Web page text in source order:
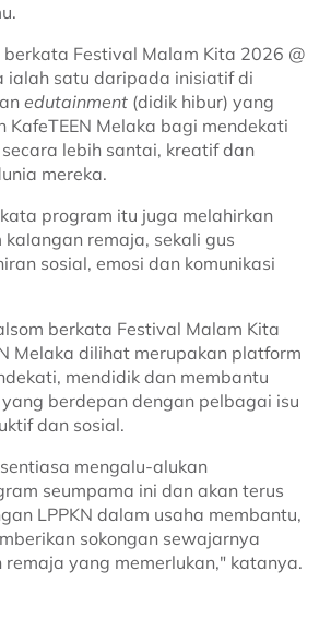
Festival Malam Kita 2026 @
ialah satu daripada inisiatif di
edutainment (didik hibur) yang
KafeTEEN Melaka bagi mendekati
lebih santai, kreatif dan
mereka.
program itu juga melahirkan
remaja, sekali gus
sosial, emosi dan komunikasi
berkata Festival Malam Kita
Melaka dilihat merupakan platform
mendidik dan membantu
berdepan dengan pelbagai isu
dan sosial.
mengalu-alukan
seumpama ini dan akan terus
LPPKN dalam usaha membantu,
sokongan sewajarnya
yang memerlukan," katanya.